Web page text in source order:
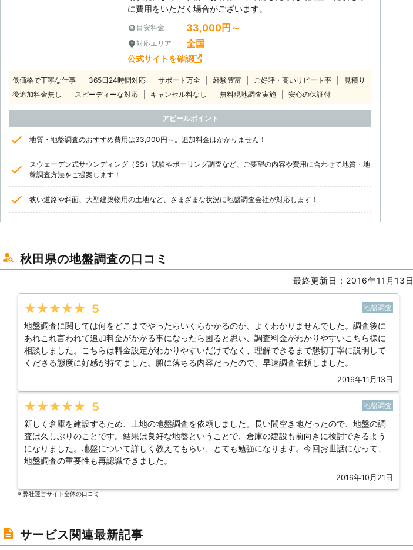
に費用をいただく場合がございます。
目安料金 33,000円～
対応エリア 全国
公式サイトを確認
低価格で丁寧な仕事 365日24時間対応 サポート万全 経験豊富 ご好評・高いリピート率
見積り
後追加料金無し
スピーディーな対応 キャンセル料なし 無料現地調査実施 安心の保証付
アピールポイント
地質・地盤調査のおすすめ費用は33,000円～。追加料金はかかりません！
スウェーデン式サウンディング（SS）試験やボーリング調査など、ご要望の内容や費用に合わせて地質・地
盤調査方法をご提案します！
狭い道路や斜面、大型建築物用の土地など、さまざまな状況に地盤調査会社が対応します！
秋田県の地盤調査の口コミ
最終更新日：2016年11月13日
★★★★★ 5 地盤調査
地盤調査に関しては何をどこまでやったらいくらかかるのか、よくわかりませんでした。調査後に
あれこれ言われて追加料金がかかる事になったら困ると思い、調査料金がわかりやすいこちら様に
相談しました。こちらは料金設定がわかりやすいだけでなく、理解できるまで懇切丁寧に説明して
くださる態度に好感が持てました。腑に落ちる内容だったので、早速調査依頼しました。
2016年11月13日
★★★★★ 5 地盤調査
新しく倉庫を建設するため、土地の地盤調査を依頼しました。長い間空き地だったので、地盤の調
査は久しぶりのことです。結果は良好な地盤ということで、倉庫の建設も前向きに検討できるよう
になりました。地盤について詳しく教えてもらい、とても勉強になります。今回お世話になって、
地盤調査の重要性も再認識できました。
2016年10月21日
※ 弊社運営サイト全体の⼝コミ
サービス関連最新記事